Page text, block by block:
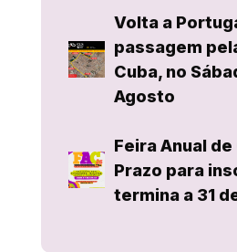
Volta a
passagem
Cuba, no
Agosto
Feira Anual de
Prazo para
termina a 31